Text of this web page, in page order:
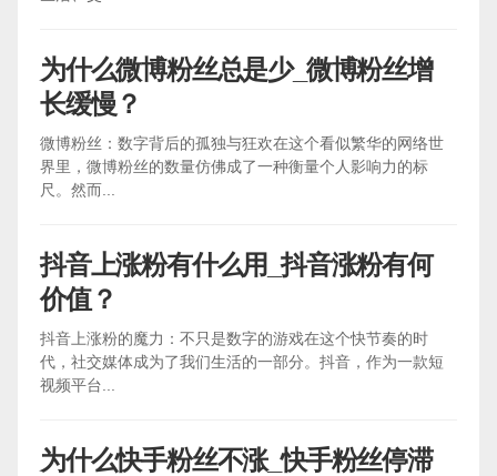
为什么微博粉丝总是少_微博粉丝增
长缓慢？
微博粉丝：数字背后的孤独与狂欢在这个看似繁华的网络世
界里，微博粉丝的数量仿佛成了一种衡量个人影响力的标
尺。然而...
抖音上涨粉有什么用_抖音涨粉有何
价值？
抖音上涨粉的魔力：不只是数字的游戏在这个快节奏的时
代，社交媒体成为了我们生活的一部分。抖音，作为一款短
视频平台...
为什么快手粉丝不涨_快手粉丝停滞